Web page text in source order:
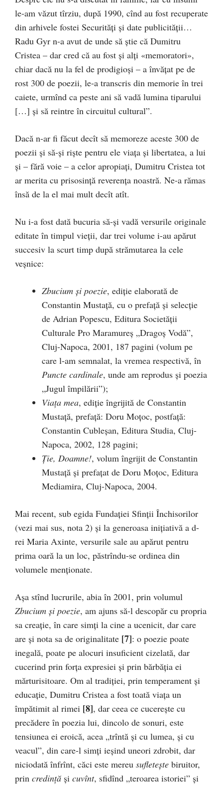
le-am văzut tîrziu, după 1990, cînd au fost recuperate
din arhivele fostei Securităţi şi date publicităţii…
Radu Gyr n-a avut de unde să ştie că Dumitru
Cristea – dar cred că au fost şi alţi «memoratori»,
chiar dacă nu la fel de prodigioşi – a învăţat pe de
rost 300 de poezii, le-a transcris din memorie în trei
caiete, urmînd ca peste ani să vadă lumina tiparului
[…] şi să reintre în circuitul cultural”.
Dacă n-ar fi făcut decît să memoreze aceste 300 de
poezii și să-și riște pentru ele viața și libertatea, a lui
și – fără voie – a celor apropiați, Dumitru Cristea tot
ar merita cu prisosință reverența noastră. Ne-a rămas
însă de la el mai mult decît atît.
Nu i-a fost dată bucuria să-și vadă versurile originale
editate în timpul vieții, dar trei volu­me i-au apărut
succesiv la scurt timp după strămutarea la cele
veșnice:
Zbucium și poezie, ediție elaborată de
Constantin Mustață, cu o prefață și selecție
de Adrian Popescu, Edi­tura Societății
Culturale Pro Maramureș „Dragoș Vo­dă”,
Cluj-Napoca, 2001, 187 pagini (volum pe
care l-am semnalat, la vremea respectivă, în
Puncte cardina­le, unde am reprodus și poezia
„Jugul împilării”);
Viața mea, ediție îngrijită de Constantin
Mustață, prefață: Doru Moțoc, postfață:
Constantin Cubleșan, Editura Studia, Cluj-
Napoca, 2002, 128 pagini;
Ție, Doamne!, volum îngrijit de Constantin
Musta­ță și prefațat de Doru Moțoc, Editura
Mediamira, Cluj-Napoca, 2004.
Mai recent, sub egida Fundației Sfinții Închi­sorilor
(vezi mai sus, nota 2) și la generoasa inițiativă a d-
rei Maria Axinte, ver­su­rile sale au apărut pentru
prima oară la un loc, păstrîndu-se ordi­nea din
volumele menționate.
Așa stînd lucrurile, abia în 2001, prin volumul
Zbucium și poezie, am ajuns să-l descopăr cu propria
sa creație, în care simți la cine a ucenicit, dar care
are și nota sa de originalitate [7]: o poezie poate
inegală, poate pe alocuri insuficient ci­ze­­lată, dar
cucerind prin forța expresiei și prin bărbăția ei
mărturisitoare. Om al tradiției, prin tempera­ment și
educație, Dumitru Cristea a fost toată viața un
împăti­mit al rimei [8], dar ceea ce cucerește cu
precădere în poe­zia lui, dincolo de sonuri, este
tensiunea ei eroică, acea „trîntă și cu lumea, și cu
veacul”, din care-l simți ieșind une­ori zdrobit, dar
niciodată înfrînt, căci este mereu sufle­tește biruitor,
prin credință și cuvînt, sfidînd „teroarea istoriei” și